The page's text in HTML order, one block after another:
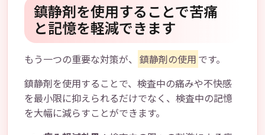
鎮静剤を使用することで苦痛
と記憶を軽減できます
もう一つの重要な対策が、 鎮静剤の使用 です。
鎮静剤を使用することで、検査中の痛みや不快感
を最小限に抑えられるだけでなく、検査中の記憶
を大幅に減らすことができます。